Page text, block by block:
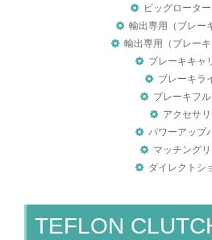
ビッグロータ
輸出専用（ブレー
輸出専用（ブレーキ
ブレーキキャ
ブレーキラ
ブレーキフ
アクセサ
パワーアップ
マッチングリ
ダイレクトシ
TEFLON